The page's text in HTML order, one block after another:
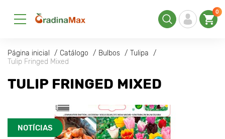
0
Página inicial Catálogo Bulbos
Tulipa
Tulip Fringed Mixed
TULIP FRINGED MIXED
NOTÍCIAS